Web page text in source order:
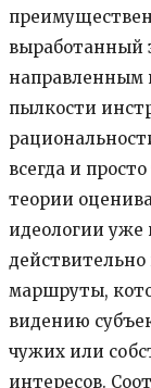
выработанный
направленным
пылкости
всегда и
теории
идеологии уже
маршруты,
видению
чужих или
интересов.